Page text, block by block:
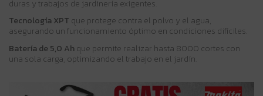
duras y trabajos de jardinería exigentes.
Tecnología XPT que protege contra el polvo y el agua,
asegurando un funcionamiento óptimo en condiciones difíciles.
Batería de 5,0 Ah que permite realizar hasta 8000 cortes con
una sola carga, optimizando el trabajo en el jardín.